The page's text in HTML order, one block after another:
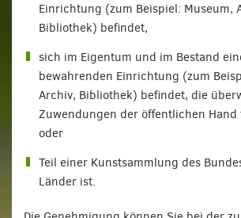
Einrichtung (zum Beispiel: Museum,
Bibliothek) befindet,
sich im Eigentum und im Bestand
bewahrenden Einrichtung (zum
Archiv, Bibliothek) befindet, die
Zuwendungen der öffentlichen
oder
Teil einer Kunstsammlung des
Länder ist.